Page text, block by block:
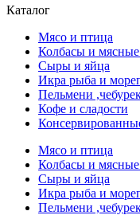
Каталог
Мясо и птица
Колбасы и
Сыры и яйца
Икра рыба и
Пельмени
Кофе и сладости
Мясо и птица
Колбасы и
Сыры и яйца
Икра рыба и
Пельмени